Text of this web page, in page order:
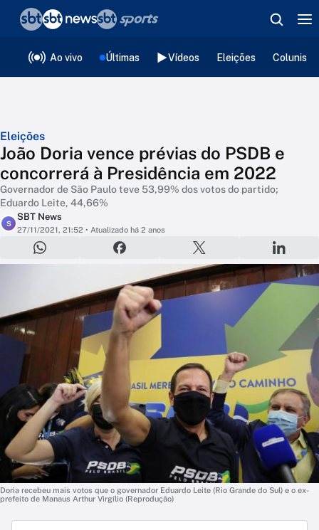
Ao vivo Últimas Vídeos Eleições
Eleições
João Doria vence prévias do PSDB e
concorrerá à Presidência em 2022
Governador de São Paulo teve 53,99% dos votos do partido;
Eduardo Leite, 44,66%
S
SBT News
27/11/2021, 21:52 • Atualizado há 2 anos
Doria recebeu mais votos que o governador Eduardo Leite (Rio Grande do Sul) e o ex-
prefeito de Manaus Arthur Virgílio (Reprodução)
❮voltar
Editorias